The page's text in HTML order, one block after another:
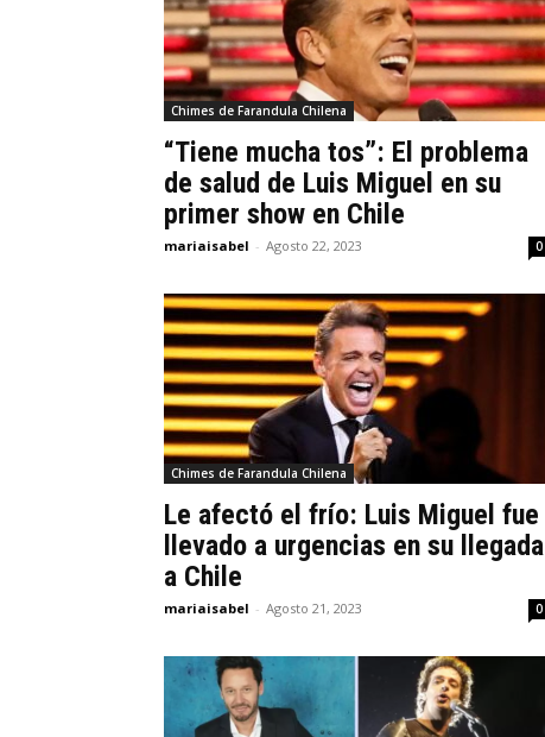
Farandula
de
Chile
Chimes de Farandula Chilena
“Tiene mucha tos”: El problema
de salud de Luis Miguel en su
primer show en Chile
mariaisabel - Agosto 22, 2023 0
Chimes de Farandula Chilena
Le afectó el frío: Luis Miguel fue
llevado a urgencias en su llegada
a Chile
mariaisabel - Agosto 21, 2023 0